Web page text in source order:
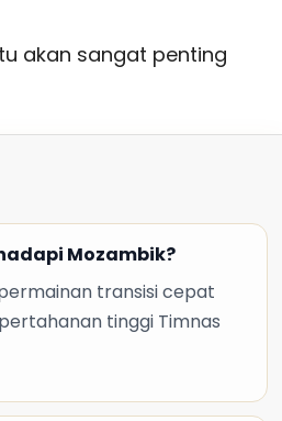
akan sangat penting
Mozambik?
transisi cepat
tinggi Timnas